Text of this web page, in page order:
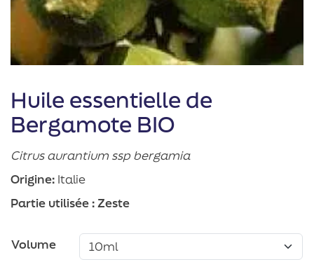
Huile essentielle de
Bergamote BIO
Citrus aurantium ssp bergamia
Origine: Italie
Partie utilisée :Zeste
Volume